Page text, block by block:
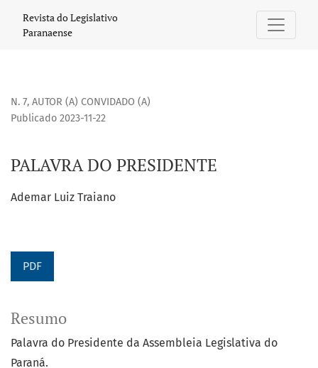
Revista do Legislativo
Paranaense
N. 7, AUTOR (A) CONVIDADO (A)
PALAVRA DO PRESIDENTE
Publicado 2023-11-22
Ademar Luiz Traiano
PDF
Resumo
Palavra do Presidente da Assembleia Legislativa do
Paraná.